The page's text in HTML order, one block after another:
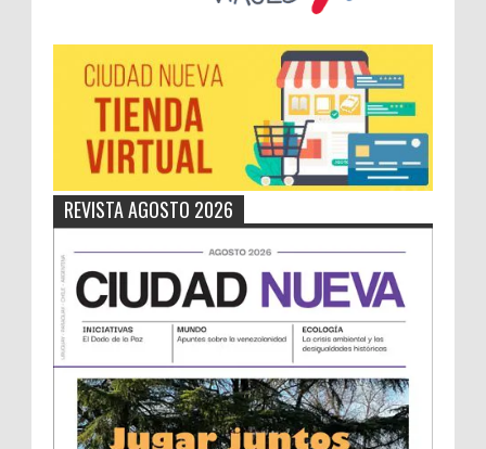
REVISTA AGOSTO 2026